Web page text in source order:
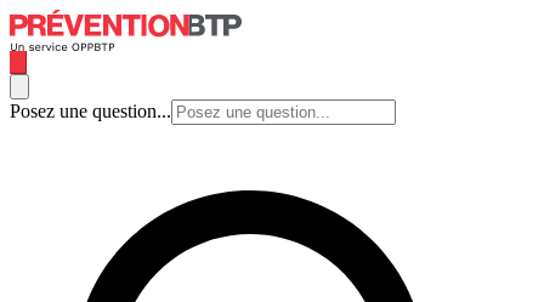
Posez une question...